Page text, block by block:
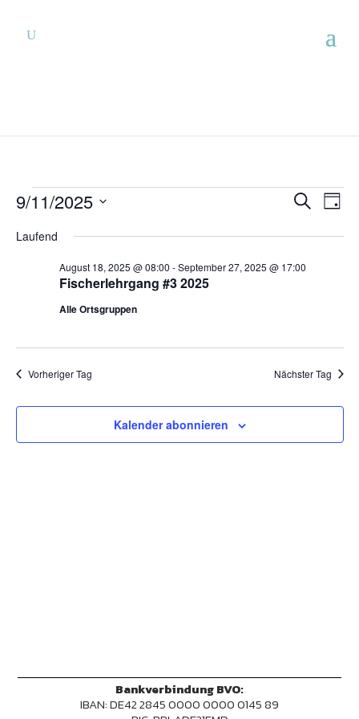
Veranstaltungen
September
2025
und
SucheTag
9/11/2025
wählen.
Laufend
Fischerlehrgang #3 2025
August 18, 2025 @ 08:00 -September 27, 2025 @ 17:00
Alle Ortsgruppen
Vorheriger Tag Nächster Tag
Kalender abonnieren
Bankverbindung BVO:
IBAN: DE42 2845 0000 0000 0145 89